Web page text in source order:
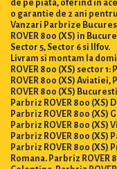
de pe piata, oferind in
o garantie de 2 ani
Vanzari Parbrize
ROVER 800 (XS) in
Sector 5, Sector 6 si Ilfov.
Livram si montam la
ROVER 800 (XS) sector
ROVER 800 (XS) Aviatiei,
ROVER 800 (XS)
Parbriz ROVER 800 (XS)
Parbriz ROVER 800 (XS)
Parbriz ROVER 800 (XS)
Parbriz ROVER 800 (XS)
Parbriz ROVER 800 (XS)
Romana. Parbriz ROVER